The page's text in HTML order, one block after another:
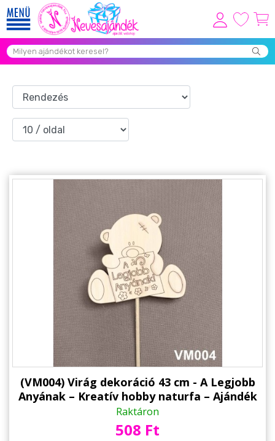
Viszonteladóknak
Grill Party Kellékek ❤️
Egyedi Ajándékok Rendelés
Vicces Pólók
Szerelmes Ajándékok ❤
Budapest Ajándéktárgyak
Szülinapi ajándékok
Alkalmakra
Ajándék Ötletek Férfiaknak
Ajándék Nőknek
Ajándék Gyerekeknek
Családtagoknak
Barátnak/Barátnőnek
(VM004) Virág dekoráció 43 cm - A Legjobb
Anyának – Kreatív hobby naturfa – Ajándék
Anyáknak - Anyák napi ajándék
Raktáron
508 Ft